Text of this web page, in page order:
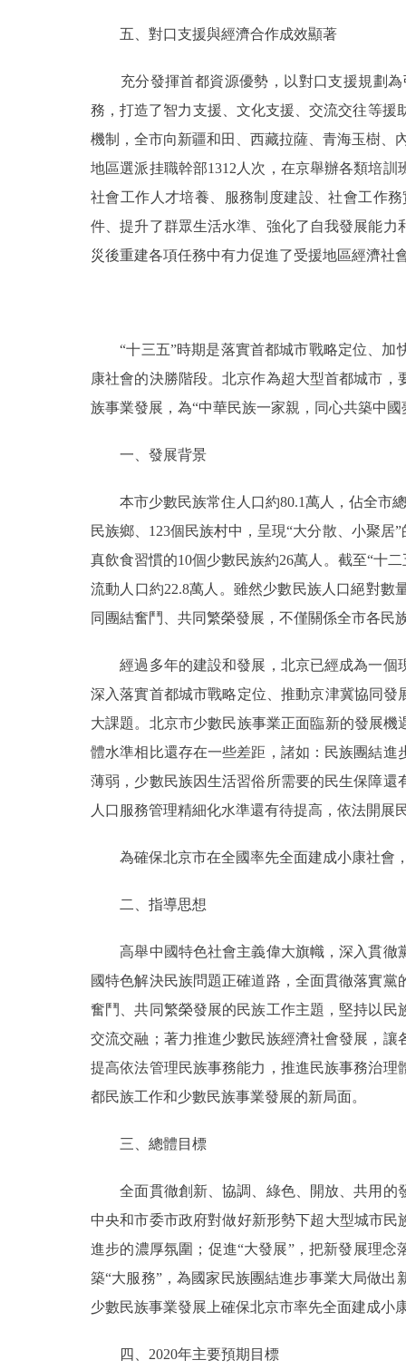
五、對口支援與經濟合作成效顯著
充分發揮首都資源優勢，以對口支援規劃為
務，打造了智力支援、文化支援、交流交往等援
機制，全市向新疆和田、西藏拉薩、青海玉樹、
地區選派挂職幹部1312人次，在京舉辦各類培
社會工作人才培養、服務制度建設、社會工作
件、提升了群眾生活水準、強化了自我發展能
災後重建各項任務中有力促進了受援地區經濟社
“十三五”時期是落實首都城市戰略定位、加
康社會的決勝階段。北京作為超大型首都城市
族事業發展，為“中華民族一家親，同心共築中國
一、發展背景
本市少數民族常住人口約80.1萬人，佔全市總
民族鄉、123個民族村中，呈現“大分散、小聚
真飲食習慣的10個少數民族約26萬人。截至“十
流動人口約22.8萬人。雖然少數民族人口絕對
同團結奮鬥、共同繁榮發展，不僅關係全市各民
經過多年的建設和發展，北京已經成為一個
深入落實首都城市戰略定位、推動京津冀協同
大課題。北京市少數民族事業正面臨新的發展
體水準相比還存在一些差距，諸如：民族團結
薄弱，少數民族因生活習俗所需要的民生保障
人口服務管理精細化水準還有待提高，依法開展
為確保北京市在全國率先全面建成小康社會
二、指導思想
高舉中國特色社會主義偉大旗幟，深入貫徹
國特色解決民族問題正確道路，全面貫徹落實
奮鬥、共同繁榮發展的民族工作主題，堅持以
交流交融；著力推進少數民族經濟社會發展，
提高依法管理民族事務能力，推進民族事務治
都民族工作和少數民族事業發展的新局面。
三、總體目標
全面貫徹創新、協調、綠色、開放、共用的
中央和市委市政府對做好新形勢下超大型城市
進步的濃厚氛圍；促進“大發展”，把新發展理
築“大服務”，為國家民族團結進步事業大局做
少數民族事業發展上確保北京市率先全面建成小
四、2020年主要預期目標